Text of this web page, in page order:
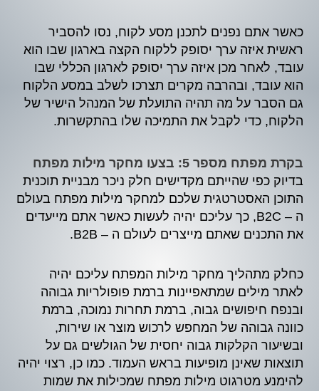
כאשר אתם נפנים לתכנן מסע לקוח, נסו להסביר
ראשית איזה ערך יסופק ללקוח הקצה בארגון שבו הוא
עובד, לאחר מכן איזה ערך יסופק לארגון הכללי שבו
הוא עובד, ובהרבה מקרים תצרכו לשלב במסע הלקוח
גם הסבר על מה תהיה התועלת של המנהל הישיר של
הלקוח, כדי לקבל את התמיכה שלו בהתקשרות.
בקרת מפתח מספר 5: בצעו מחקר מילות מפתח
בדיוק כפי שהייתם מקדישים חלק ניכר מבניית תוכנית
התוכן האסטרטגית שלכם למחקר מילות מפתח בעולם
ה – B2C, כך עליכם יהיה לעשות כאשר אתם מייעדים
את התכנים שאתם מייצרים לעולם ה – B2B.
כחלק מתהליך מחקר מילות המפתח עליכם יהיה
לאתר מילים שמתאפיינות ברמת פופולריות גבוהה
ובנפח חיפושים גבוה, ברמת תחרות נמוכה, ברמת
כוונה גבוהה של המחפש לרכוש מוצר או שירות,
ובשיעור הקלקות גבוה יחסית של הגולשים גם על
תוצאות שאינן מופיעות בראש העמוד. כמו כן, רצוי יהיה
להימנע מטרגוט מילות מפתח שמכילות את שמות